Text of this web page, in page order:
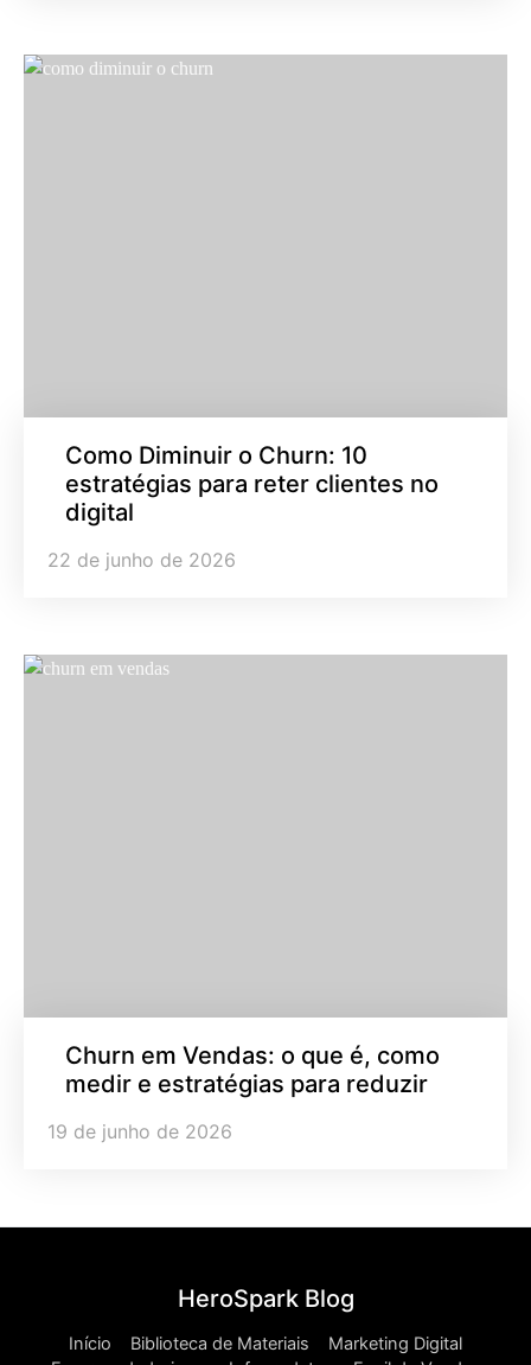
Como Diminuir o Churn: 10
estratégias para reter clientes no
digital
22 de junho de 2026
Churn em Vendas: o que é, como
medir e estratégias para reduzir
19 de junho de 2026
Início Biblioteca de Materiais
Marketing Digital
HeroSpark Blog